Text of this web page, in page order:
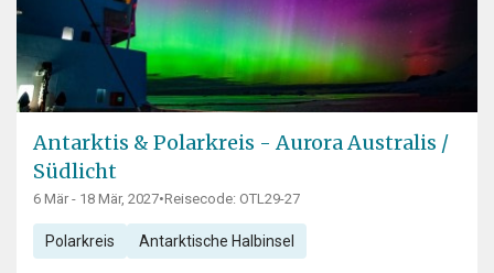
Antarktis & Polarkreis - Aurora Australis /
Südlicht
6 Mär - 18 Mär, 2027•Reisecode: OTL29-27
Polarkreis Antarktische Halbinsel